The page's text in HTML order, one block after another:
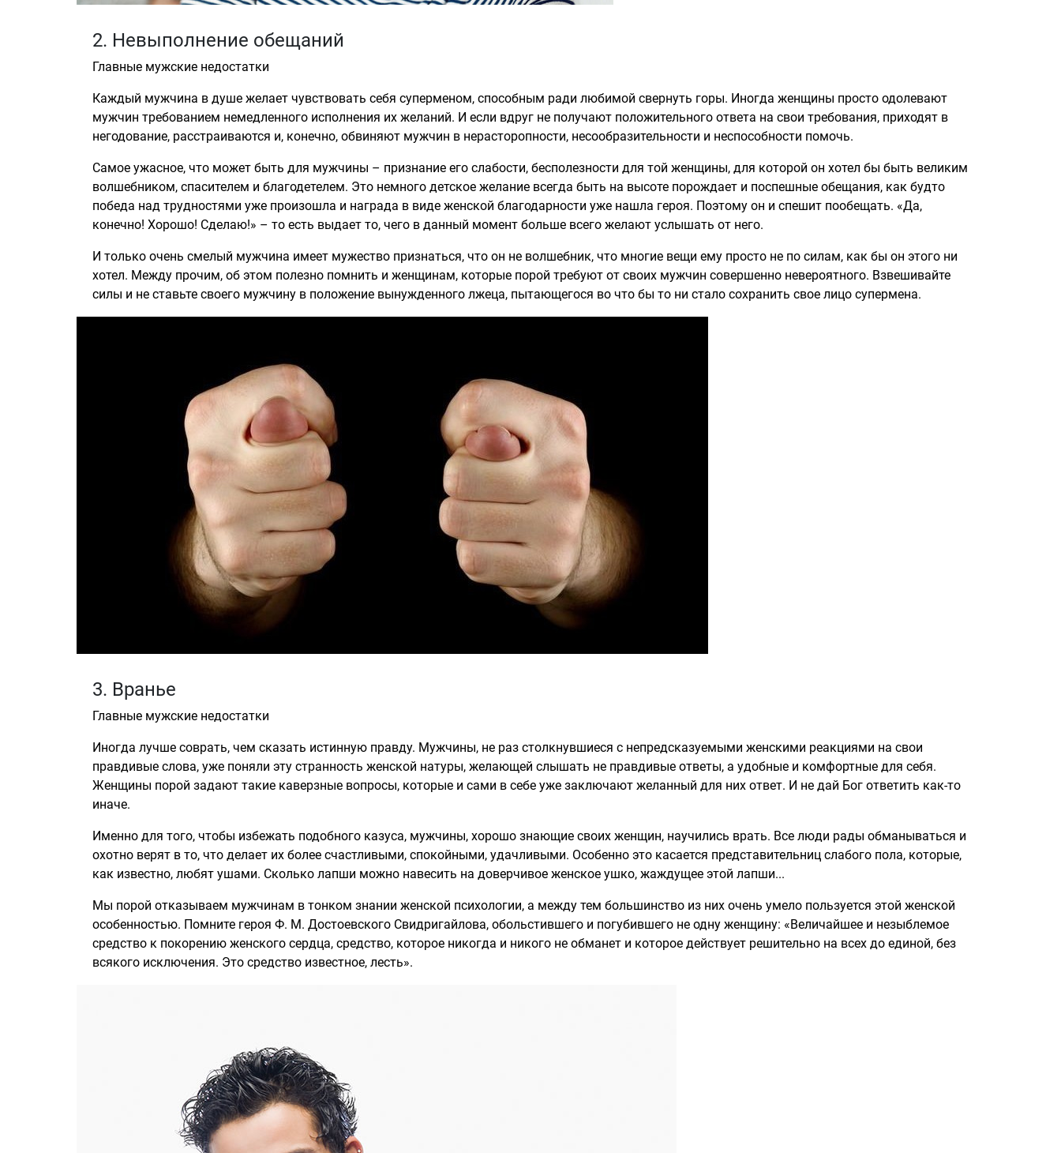
2. Невыполнение обещаний
Главные мужские недостатки
Каждый мужчина в душе желает чувствовать себя суперменом, способным ради любимой свернуть горы. Иногда женщины просто одолевают
мужчин требованием немедленного исполнения их желаний. И если вдруг не получают положительного ответа на свои требования, приходят в
негодование, расстраиваются и, конечно, обвиняют мужчин в нерасторопности, несообразительности и неспособности помочь.
Самое ужасное, что может быть для мужчины – признание его слабости, бесполезности для той женщины, для которой он хотел бы быть великим
волшебником, спасителем и благодетелем. Это немного детское желание всегда быть на высоте порождает и поспешные обещания, как будто
победа над трудностями уже произошла и награда в виде женской благодарности уже нашла героя. Поэтому он и спешит пообещать. «Да,
конечно! Хорошо! Сделаю!» – то есть выдает то, чего в данный момент больше всего желают услышать от него.
И только очень смелый мужчина имеет мужество признаться, что он не волшебник, что многие вещи ему просто не по силам, как бы он этого ни
хотел. Между прочим, об этом полезно помнить и женщинам, которые порой требуют от своих мужчин совершенно невероятного. Взвешивайте
силы и не ставьте своего мужчину в положение вынужденного лжеца, пытающегося во что бы то ни стало сохранить свое лицо супермена.
3. Вранье
Главные мужские недостатки
Иногда лучше соврать, чем сказать истинную правду. Мужчины, не раз столкнувшиеся с непредсказуемыми женскими реакциями на свои
правдивые слова, уже поняли эту странность женской натуры, желающей слышать не правдивые ответы, а удобные и комфортные для себя.
Женщины порой задают такие каверзные вопросы, которые и сами в себе уже заключают желанный для них ответ. И не дай Бог ответить как-то
иначе.
Именно для того, чтобы избежать подобного казуса, мужчины, хорошо знающие своих женщин, научились врать. Все люди рады обманываться и
охотно верят в то, что делает их более счастливыми, спокойными, удачливыми. Особенно это касается представительниц слабого пола, которые,
как известно, любят ушами. Сколько лапши можно навесить на доверчивое женское ушко, жаждущее этой лапши...
Мы порой отказываем мужчинам в тонком знании женской психологии, а между тем большинство из них очень умело пользуется этой женской
особенностью. Помните героя Ф. М. Достоевского Свидригайлова, обольстившего и погубившего не одну женщину: «Величайшее и незыблемое
средство к покорению женского сердца, средство, которое никогда и никого не обманет и которое действует решительно на всех до единой, без
всякого исключения. Это средство известное, лесть».